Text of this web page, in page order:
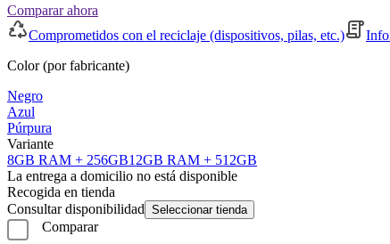
Comparar ahora
Comprometidos con el reciclaje (dispositivos, pilas, etc.)
Color (por fabricante)
Negro
Azul
Púrpura
Variante
8GB RAM + 256GB12GB RAM + 512GB
La entrega a domicilio no está disponible
Recogida en tienda
Consultar disponibilidad Seleccionar tienda
Comparar